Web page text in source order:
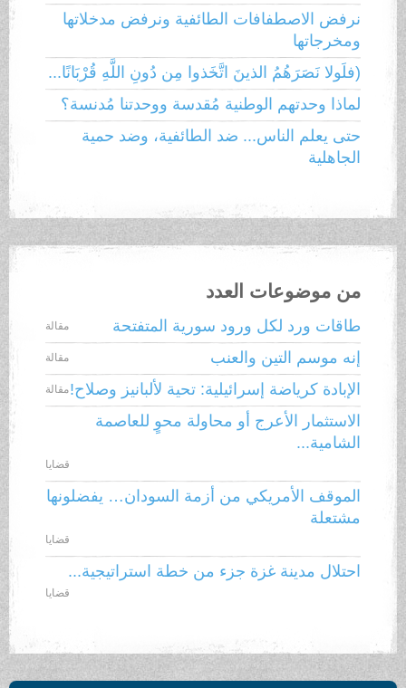
نرفض الاصطفافات الطائفية ونرفض مدخلاتها
ومخرجاتها
(فلَولا نَصَرَهُمُ الذينَ اتَّخَذوا مِن دُونِ اللَّهِ قُرْبَانًا...
لماذا وحدتهم الوطنية مُقدسة ووحدتنا مُدنسة؟
حتى يعلم الناس... ضد الطائفية، وضد حمية
الجاهلية
من موضوعات العدد
طاقات ورد لكل ورود سورية المتفتحة مقالة
إنه موسم التين والعنب مقالة
الإبادة كرياضة إسرائيلية: تحية لألبانيز وصلاح!مقالة
الاستثمار الأعرج أو محاولة محوٍ للعاصمة
الشامية...
قضايا
الموقف الأمريكي من أزمة السودان… يفضلونها
مشتعلة
قضايا
احتلال مدينة غزة جزء من خطة استراتيجية...
قضايا